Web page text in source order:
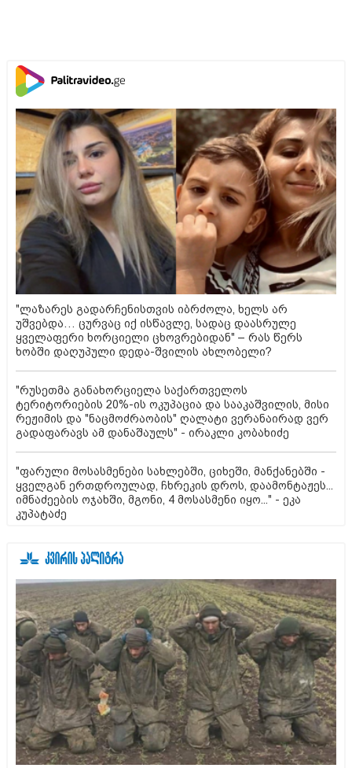
"ლაზარეს გადარჩენისთვის იბრძოლა, ხელს არ
უშვებდა… ცურვაც იქ ისწავლე, სადაც დაასრულე
ყველაფერი ხორციელი ცხოვრებიდან" – რას წერს
ხობში დაღუპული დედა-შვილის ახლობელი?
"რუსეთმა განახორციელა საქართველოს
ტერიტორიების 20%-ის ოკუპაცია და სააკაშვილის, მისი
რეჟიმის და "ნაცმოძრაობის" ღალატი ვერანაირად ვერ
გადაფარავს ამ დანაშაულს" - ირაკლი კობახიძე
"ფარული მოსასმენები სახლებში, ციხეში, მანქანებში -
ყველგან ერთდროულად, ჩხრეკის დროს, დაამონტაჟეს...
იმნაძეების ოჯახში, მგონი, 4 მოსასმენი იყო..." - ეკა
კუპატაძე